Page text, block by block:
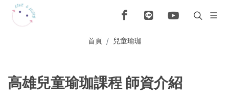
首頁 兒童瑜珈
高雄兒童瑜珈課程 師資介紹